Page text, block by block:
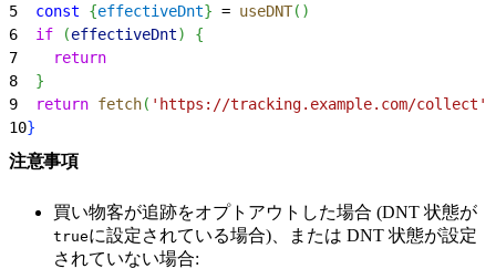
5
  const
{effectiveDnt} = useDNT( )
6
  if
(effectiveDnt)
{
7
    return
8
}
9
  return
fetch( 'https://tracking.example.com/collect'
10}
注意事項
買い物客が追跡をオプトアウトした場合 (DNT 状態が
trueに設定されている場合)、または DNT 状態が設定
されていない場合: